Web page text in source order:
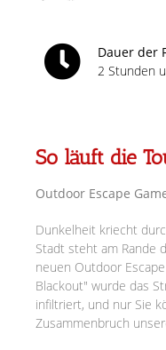
Dauer der
2 Stunden
So läuft die
Outdoor Escape
Dunkelheit kriecht
Stadt steht am Rande
neuen Outdoor
Blackout" wurde das
infiltriert, und nur Sie
Zusammenbruch